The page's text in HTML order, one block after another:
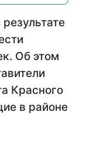
Об этом
Красного
в районе